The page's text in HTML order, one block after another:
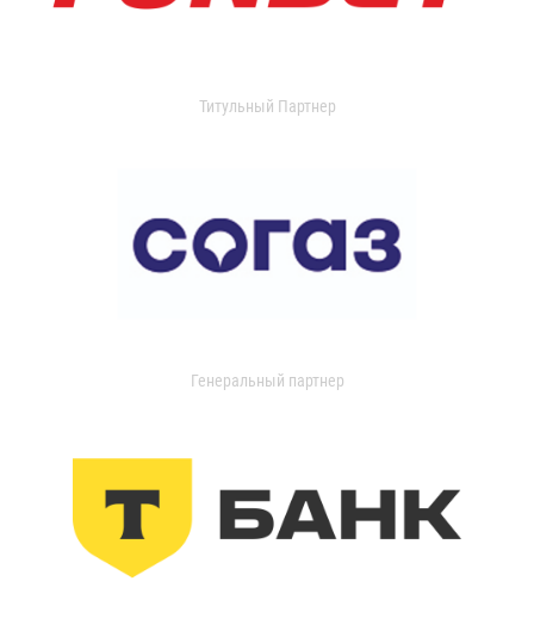
Титульный Партнер
Генеральный партнер